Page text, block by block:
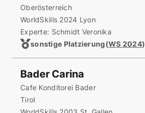
Oberösterreich
WorldSkills 2024 Lyon
Experte: Schmidt Veronika
sonstige Platzierung(WS 2024)
Bader Carina
Cafe Konditorei Bader
Tirol